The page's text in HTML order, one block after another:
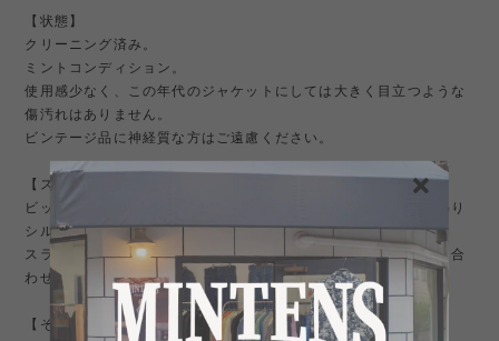
【状態】
クリーニング済み。
ミントコンディション。
使用感少なく、この年代のジャケットにしては大きく目立つような
傷汚れはありません。
ビンテージ品に神経質な方はご遠慮ください。
【スタイリング】
ビッグシルエットになりますので、ガバッと羽織るだけでふんわり
シルエット。
スラックス合わせや、チノパン、ミリタリーパンツ、ローファー合
わせ、デニムスタイルにも抜群。
【その他】